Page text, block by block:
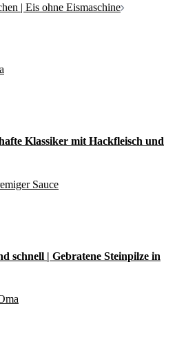
| Eis ohne Eismaschine
Klassiker mit Hackfleisch und
schnell | Gebratene Steinpilze in